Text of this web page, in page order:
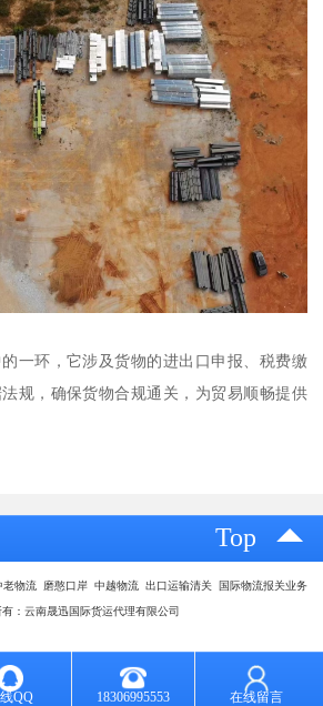
一环，它涉及货物的进出口申报、税费缴
规，确保货物合规通关，为贸易顺畅提供
Top
物流 磨憨口岸 中越物流 出口运输清关 国际物流报关业务
有：云南晟迅国际货运代理有限公司
QQ 18306995553 在线留言